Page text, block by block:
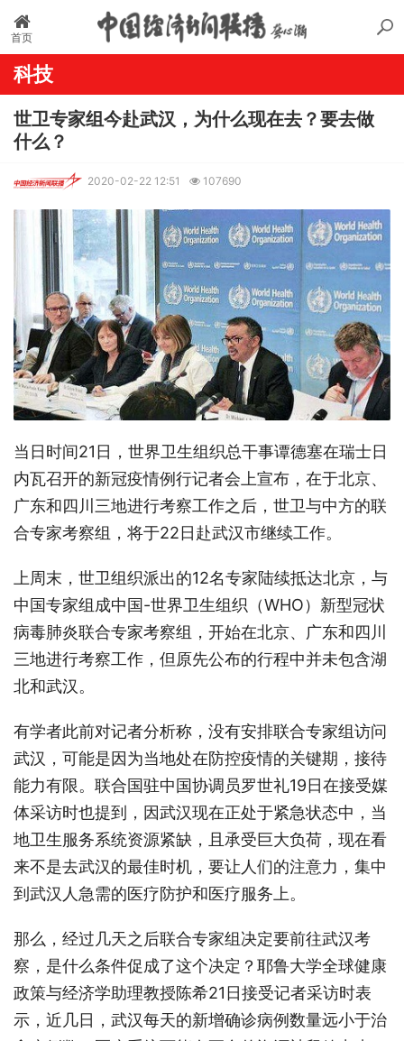
首页
科技
世卫专家组今赴武汉，为什么现在去？要去做
什么？
2020-02-22 12:51 107690
当日时间21日，世界卫生组织总干事谭德塞在瑞士日
内瓦召开的新冠疫情例行记者会上宣布，在于北京、
广东和四川三地进行考察工作之后，世卫与中方的联
合专家考察组，将于22日赴武汉市继续工作。
上周末，世卫组织派出的12名专家陆续抵达北京，与
中国专家组成中国-世界卫生组织（WHO）新型冠状
病毒肺炎联合专家考察组，开始在北京、广东和四川
三地进行考察工作，但原先公布的行程中并未包含湖
北和武汉。
有学者此前对记者分析称，没有安排联合专家组访问
武汉，可能是因为当地处在防控疫情的关键期，接待
能力有限。联合国驻中国协调员罗世礼19日在接受媒
体采访时也提到，因武汉现在正处于紧急状态中，当
地卫生服务系统资源紧缺，且承受巨大负荷，现在看
来不是去武汉的最佳时机，要让人们的注意力，集中
到武汉人急需的医疗防护和医疗服务上。
那么，经过几天之后联合专家组决定要前往武汉考
察，是什么条件促成了这个决定？耶鲁大学全球健康
政策与经济学助理教授陈希21日接受记者采访时表
示，近几日，武汉每天的新增确诊病例数量远小于治